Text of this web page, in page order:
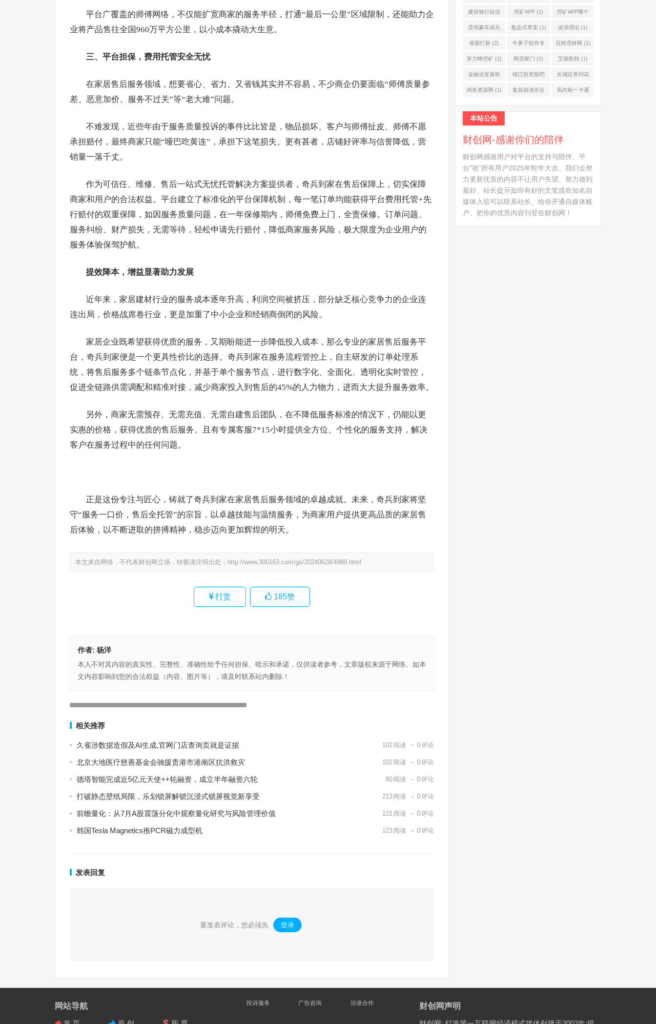
平台广覆盖的师傅网络，不仅能扩宽商家的服务半径，打通“最后一公里”区域限制，还能助力企
业将产品售往全国960万平方公里，以小成本撬动大生意。
三、平台担保，费用托管安全无忧
在家居售后服务领域，想要省心、省力、又省钱其实并不容易，不少商企仍要面临“师傅质量参
差、恶意加价、服务不过关”等“老大难”问题。
不难发现，近些年由于服务质量投诉的事件比比皆是，物品损坏、客户与师傅扯皮、师傅不愿
承担赔付，最终商家只能“哑巴吃黄连”，承担下这笔损失。更有甚者，店铺好评率与信誉降低，营
销量一落千丈。
作为可信任、维修、售后一站式无忧托管解决方案提供者，奇兵到家在售后保障上，切实保障
商家和用户的合法权益。平台建立了标准化的平台保障机制，每一笔订单均能获得平台费用托管+先
行赔付的双重保障，如因服务质量问题，在一年保修期内，师傅免费上门，全责保修。订单问题、
服务纠纷、财产损失，无需等待，轻松申请先行赔付，降低商家服务风险，极大限度为企业用户的
服务体验保驾护航。
提效降本，增益显著助力发展
近年来，家居建材行业的服务成本逐年升高，利润空间被挤压，部分缺乏核心竞争力的企业连
连出局，价格战席卷行业，更是加重了中小企业和经销商倒闭的风险。
家居企业既希望获得优质的服务，又期盼能进一步降低投入成本，那么专业的家居售后服务平
台，奇兵到家便是一个更具性价比的选择。奇兵到家在服务流程管控上，自主研发的订单处理系
统，将售后服务多个链条节点化，并基于单个服务节点，进行数字化、全面化、透明化实时管控，
促进全链路供需调配和精准对接，减少商家投入到售后的45%的人力物力，进而大大提升服务效率。
另外，商家无需预存、无需充值、无需自建售后团队，在不降低服务标准的情况下，仍能以更
实惠的价格，获得优质的售后服务。且有专属客服7*15小时提供全方位、个性化的服务支持，解决
客户在服务过程中的任何问题。
正是这份专注与匠心，铸就了奇兵到家在家居售后服务领域的卓越成就。未来，奇兵到家将坚
守“服务一口价，售后全托管”的宗旨，以卓越技能与温情服务，为商家用户提供更高品质的家居售
后体验，以不断进取的拼搏精神，稳步迈向更加辉煌的明天。
本文来自网络，不代表财创网立场，转载请注明出处： http://www.300163.com/gs/20240628/4989.html
打赏 185赞
作者: 杨洋
本人不对其内容的真实性、完整性、准确性给予任何担保、暗示和承诺，仅供读者参考，文章版权来源于网络。如本
文内容影响到您的合法权益（内容、图片等），请及时联系站内删除！
相关推荐
久雀涉数据造假及AI生成,官网门店查询页就是证据 102 阅读 0评论
北京大地医疗慈善基金会驰援贵港市港南区抗洪救灾 102 阅读 0评论
德塔智能完成近5亿元天使++轮融资，成立半年融资六轮 80 阅读 0评论
打破静态壁纸局限，乐划锁屏解锁沉浸式锁屏视觉新享受 213 阅读 0评论
前瞻量化：从7月A股震荡分化中观察量化研究与风险管理价值 121 阅读 0评论
韩国Tesla Magnetics推PCR磁力成型机 123 阅读 0评论
发表回复
要发表评论，您必须先 登录 。
(2) 析系统(1) 股票(1)
建设银行短信
服务费(1)
挖矿APP(1) 挖矿APP哪个
靠谱(1)
昆明豪车俱乐
部(1)
氪金式养宠(1) 波浪理论 (1)
港股打新 (2) 牛鼻子软件专
业版(1)
百姓理财网 (1)
算力蜂挖矿(1) 网贷家门 (1) 艾德权程 (1)
金融业发展前
景(1)
锦江投资股吧
(1)
长城证券同花
顺(1)
闲鱼资源网 (1) 集装箱涨价近 风向标一卡通
本站公告
财创网-感谢你们的陪伴
财创网感谢用户对平台的支持与陪伴、平
台"祝"所有用户2025年蛇年大吉、我们会努
力更新优质的内容不让用户失望、努力做到
最好、站长提示如你有好的文笔或在知名自
媒体入驻可以联系站长、给你开通自媒体账
户、把你的优质内容刊登在财创网！
网站导航 投诉服务 广告咨询 洽谈合作 财创网声明